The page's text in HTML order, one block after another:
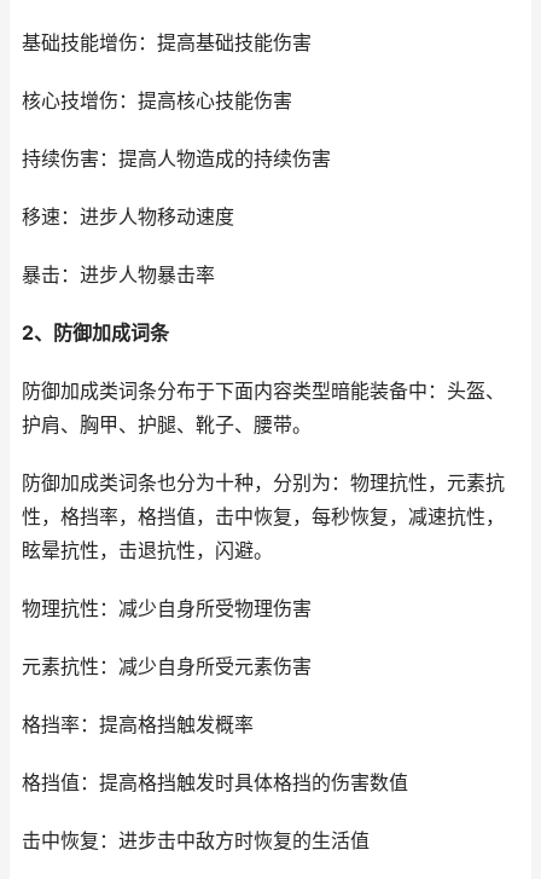
基础技能增伤：提高基础技能伤害
核心技增伤：提高核心技能伤害
持续伤害：提高人物造成的持续伤害
移速：进步人物移动速度
暴击：进步人物暴击率
2、防御加成词条
防御加成类词条分布于下面内容类型暗能装备中：头盔、
护肩、胸甲、护腿、靴子、腰带。
防御加成类词条也分为十种，分别为：物理抗性，元素抗
性，格挡率，格挡值，击中恢复，每秒恢复，减速抗性，
眩晕抗性，击退抗性，闪避。
物理抗性：减少自身所受物理伤害
元素抗性：减少自身所受元素伤害
格挡率：提高格挡触发概率
格挡值：提高格挡触发时具体格挡的伤害数值
击中恢复：进步击中敌方时恢复的生活值